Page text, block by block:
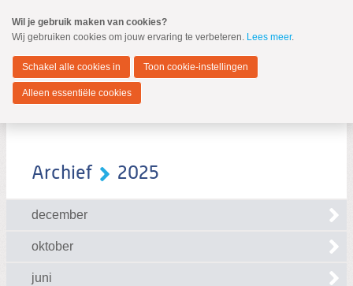
naar
Spring
de
inhoud
Spring
naar
Zwijndrecht
MENU
Zoeken:
Archief 2025
december
oktober
juni
Wil je gebruik maken van cookies?
Wij gebruiken cookies om jouw ervaring te verbeteren. Lees meer.
Schakel alle cookies in Toon cookie-instellingen
Alleen essentiële cookies